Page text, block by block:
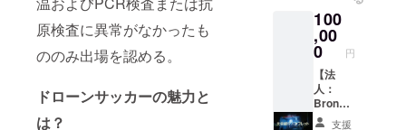
原検査に異常がなかったも
ののみ出場を認める。
ドローンサッカーの魅力と
は？
2022年
12月末
日まで
とさせ
ていた
だきま
す。
【感謝
習場としてにぎ
わいます。 緑豊
かな常設コート
で一度体験して
みてはいかがで
しょうか？！ 参
考URL：
https://youtu.be/
ための戦術、ド
ローン修理方
法、最強チーム
が実践している
上達のための練
習法など、実際
の試合が題材と
なっており実践
いま
す。 外
はもっ
ちり、
中はふ
んわり
した独
特の食
パン5
本、ド
ローン
サッ
カー教
本
DVD、
DECド
100
,00
0 円
【法
人：
Bronze
】 大会
支援